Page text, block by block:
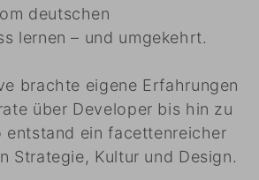
deutschen
lernen – und umgekehrt.
brachte eigene Erfahrungen
über Developer bis hin zu
entstand ein facettenreicher
Strategie, Kultur und Design.